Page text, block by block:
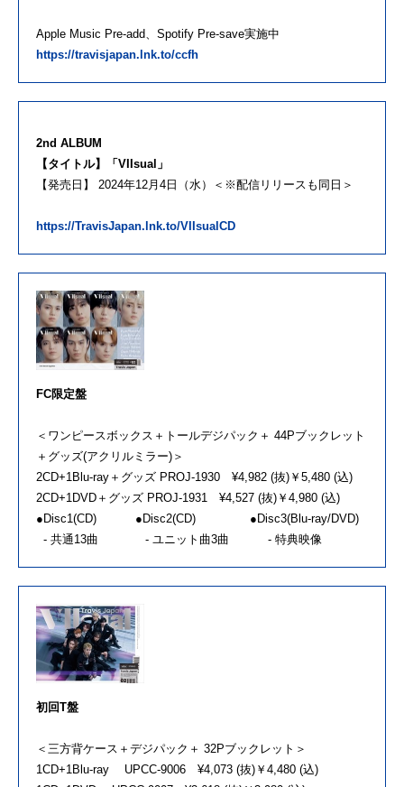
Apple Music Pre-add、Spotify Pre-save実施中
https://travisjapan.lnk.to/ccfh
2nd ALBUM
【タイトル】「VIIsual」
【発売日】 2024年12月4日（水）＜※配信リリースも同日＞
https://TravisJapan.lnk.to/VIIsualCD
FC限定盤
＜ワンピースボックス＋トールデジパック＋ 44Pブックレット
＋グッズ(アクリルミラー)＞
2CD+1Blu-ray＋グッズ PROJ-1930 ¥4,982 (抜)￥5,480 (込)
2CD+1DVD＋グッズ PROJ-1931 ¥4,527 (抜)￥4,980 (込)
●Disc1(CD) ●Disc2(CD) ●Disc3(Blu-ray/DVD)
- 共通13曲 - ユニット曲3曲 - 特典映像
初回T盤
＜三方背ケース＋デジパック＋ 32Pブックレット＞
1CD+1Blu-ray UPCC-9006 ¥4,073 (抜)￥4,480 (込)